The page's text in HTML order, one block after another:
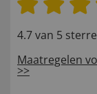
4.7 van 5
Maatregelen
>>